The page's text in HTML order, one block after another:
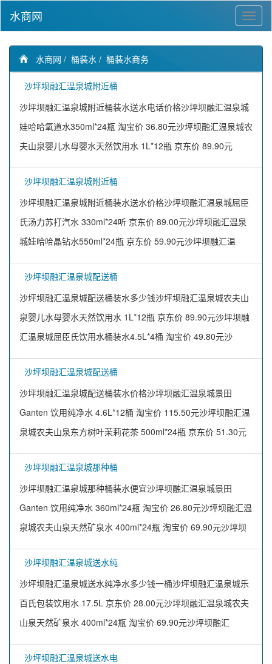
水商网
水商网 / 桶装水 / 桶装水商务
沙坪坝融汇温泉城附近桶
沙坪坝融汇温泉城附近桶装水送水电话价格沙坪坝融汇温泉城
娃哈哈氧道水350ml*24瓶 淘宝价 36.80元沙坪坝融汇温泉城农
夫山泉婴儿水母婴水天然饮用水 1L*12瓶 京东价 89.90元
沙坪坝融汇温泉城附近桶
沙坪坝融汇温泉城附近桶装水送水价格沙坪坝融汇温泉城屈臣
氏汤力苏打汽水 330ml*24听 京东价 89.00元沙坪坝融汇温泉
城娃哈哈晶钻水550ml*24瓶 京东价 59.90元沙坪坝融汇温
沙坪坝融汇温泉城配送桶
沙坪坝融汇温泉城配送桶装水多少钱沙坪坝融汇温泉城农夫山
泉婴儿水母婴水天然饮用水 1L*12瓶 京东价 89.90元沙坪坝融
汇温泉城屈臣氏饮用水桶装水4.5L*4桶 淘宝价 49.80元沙
沙坪坝融汇温泉城配送桶
沙坪坝融汇温泉城配送桶装水价格沙坪坝融汇温泉城景田
Ganten 饮用纯净水 4.6L*12桶 淘宝价 115.50元沙坪坝融汇温
泉城农夫山泉东方树叶茉莉花茶 500ml*24瓶 京东价 51.30元
沙坪坝融汇温泉城那种桶
沙坪坝融汇温泉城那种桶装水便宜沙坪坝融汇温泉城景田
Ganten 饮用纯净水 360ml*24瓶 淘宝价 26.80元沙坪坝融汇温
泉城农夫山泉天然矿泉水 400ml*24瓶 淘宝价 69.90元沙坪坝
沙坪坝融汇温泉城送水纯
沙坪坝融汇温泉城送水纯净水多少钱一桶沙坪坝融汇温泉城乐
百氏包装饮用水 17.5L 京东价 28.00元沙坪坝融汇温泉城农夫
山泉天然矿泉水 400ml*24瓶 淘宝价 69.90元沙坪坝融汇
沙坪坝融汇温泉城送水电